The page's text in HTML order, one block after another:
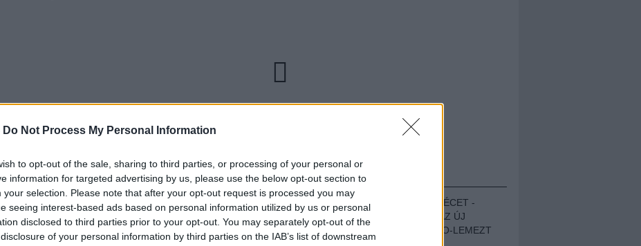
Do Not Process My Personal Information
to opt-out of the sale, sharing to third parties, or processing of your personal or
information for targeted advertising by us, please use the below opt-out section to
your selection. Please note that after your opt-out request is processed you may
seeing interest-based ads based on personal information utilized by us or personal
disclosed to third parties prior to your opt-out. You may separately opt-out of the
of your personal information by third parties on the IAB’s list of downstream
EZT HALLGASD!
MEGUGROTTÁK A LÉCET -
MEGHALLGATTUK AZ ÚJ
PROTEST THE HERO-LEMEZT